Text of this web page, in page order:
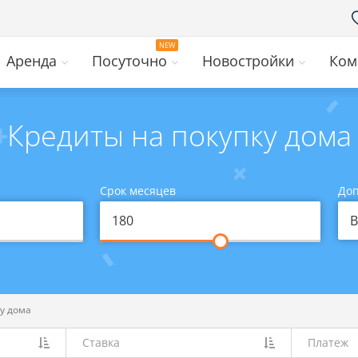
Аренда Посуточно Новостройки
Кредиты на покупку дома
Срок месяцев
дома
Ставка Платеж